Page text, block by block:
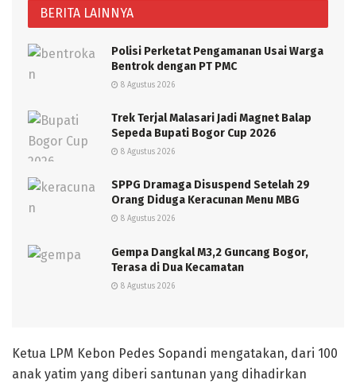
BERITA LAINNYA
Polisi Perketat Pengamanan Usai Warga
Bentrok dengan PT PMC
8 Agustus 2026
Trek Terjal Malasari Jadi Magnet Balap
Sepeda Bupati Bogor Cup 2026
8 Agustus 2026
SPPG Dramaga Disuspend Setelah 29
Orang Diduga Keracunan Menu MBG
8 Agustus 2026
Gempa Dangkal M3,2 Guncang Bogor,
Terasa di Dua Kecamatan
8 Agustus 2026
Ketua LPM Kebon Pedes Sopandi mengatakan, dari 100
anak yatim yang diberi santunan yang dihadirkan